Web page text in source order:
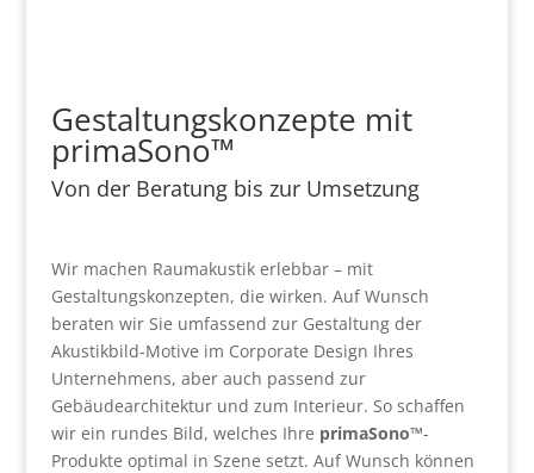
Gestaltungskonzepte mit
primaSono™
Von der Beratung bis zur Umsetzung
Wir machen Raumakustik erlebbar – mit
Gestaltungskonzepten, die wirken. Auf Wunsch
beraten wir Sie umfassend zur Gestaltung der
Akustikbild-Motive im Corporate Design Ihres
Unternehmens, aber auch passend zur
Gebäudearchitektur und zum Interieur. So schaffen
wir ein rundes Bild, welches Ihre primaSono™-
Produkte optimal in Szene setzt. Auf Wunsch können